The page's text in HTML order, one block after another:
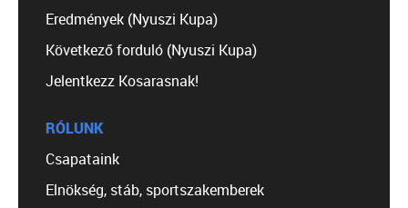
Eredmények (Nyuszi Kupa)
Következő forduló (Nyuszi Kupa)
Jelentkezz Kosarasnak!
RÓLUNK
Csapataink
Elnökség, stáb, sportszakemberek